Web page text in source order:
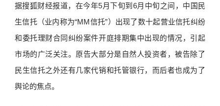
据搜狐财经报道，在今年5月下旬到6月中旬之间，中国民
生信托（业内称为“MM信托”）出现了数十起营业信托纠纷
和委托理财合同纠纷案件开庭排期集中出现的情况，引起
市场的广泛关注。原告大部分是自然人投资者，被告除了
民生信托之外还有几家代销和托管银行，而后者也成为了
舆论的焦点。